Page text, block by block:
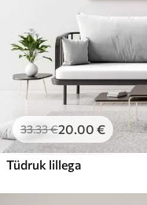
33.33€20.00 €
Tüdruk lillega